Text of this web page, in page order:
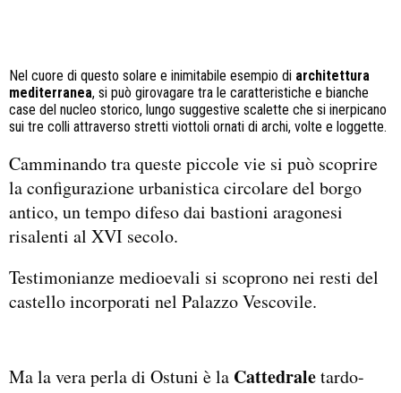
Nel cuore di questo solare e inimitabile esempio di architettura
mediterranea, si può girovagare tra le caratteristiche e bianche
case del nucleo storico, lungo suggestive scalette che si inerpicano
sui tre colli attraverso stretti viottoli ornati di archi, volte e loggette.
Camminando tra queste piccole vie si può scoprire
la configurazione urbanistica circolare del borgo
antico, un tempo difeso dai bastioni aragonesi
risalenti al XVI secolo.
Testimonianze medioevali si scoprono nei resti del
castello incorporati nel Palazzo Vescovile.
Ma la vera perla di Ostuni è la Cattedraletardo-